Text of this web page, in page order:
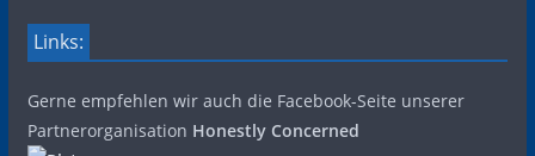
Links:
Gerne empfehlen wir auch die Facebook-Seite unserer
Partnerorganisation Honestly Concerned